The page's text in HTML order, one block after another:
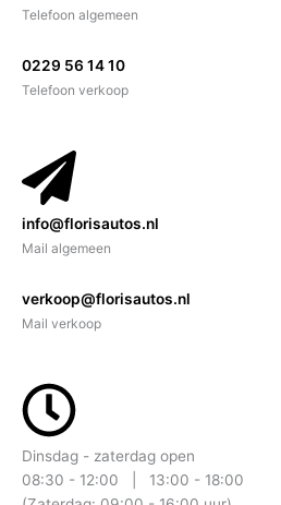
Telefoon algemeen
0229 56 14 10
Telefoon verkoop
info@florisautos.nl
Mail algemeen
verkoop@florisautos.nl
Mail verkoop
Dinsdag - zaterdag open
08:30 - 12:00 | 13:00 - 18:00